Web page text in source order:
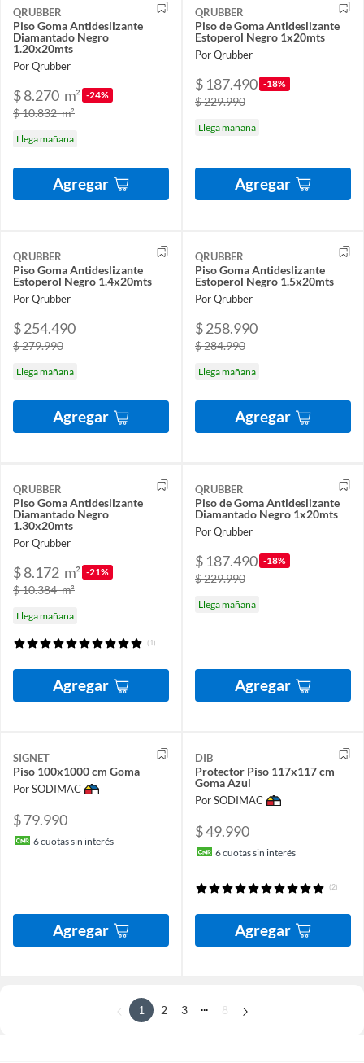
QRUBBER
Piso Goma Antideslizante
Diamantado Negro
1.20x20mts
Por Qrubber
$ 8.270 m² -24%
$ 10.832m²
Llega mañana
Agregar
QRUBBER
Piso de Goma Antideslizante
Estoperol Negro 1x20mts
Por Qrubber
$ 187.490 -18%
$ 229.990
Llega mañana
Agregar
QRUBBER
Piso Goma Antideslizante
Estoperol Negro 1.4x20mts
Por Qrubber
$ 254.490
$ 279.990
Llega mañana
Agregar
QRUBBER
Piso Goma Antideslizante
Estoperol Negro 1.5x20mts
Por Qrubber
$ 258.990
$ 284.990
Llega mañana
Agregar
QRUBBER
Piso Goma Antideslizante
Diamantado Negro
1.30x20mts
Por Qrubber
$ 8.172 m² -21%
$ 10.384m²
Llega mañana
(1)
Agregar
QRUBBER
Piso de Goma Antideslizante
Diamantado Negro 1x20mts
Por Qrubber
$ 187.490 -18%
$ 229.990
Llega mañana
Agregar
SIGNET
Piso 100x1000 cm Goma
Por SODIMAC
$ 79.990
6cuotas sin interés
Agregar
DIB
Protector Piso 117x117 cm
Goma Azul
Por SODIMAC
$ 49.990
6cuotas sin interés
(2)
Agregar
1 2 3 ... 8